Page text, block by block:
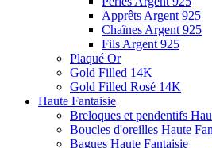
Apprêts Argent 925
Chaînes Argent 925
Fils Argent 925
Plaqué Or
Gold Filled 14K
Gold Filled Rosé 14K
Haute Fantaisie
Breloques et pendentifs
Boucles d'oreilles Haute
Bagues Haute Fantaisie